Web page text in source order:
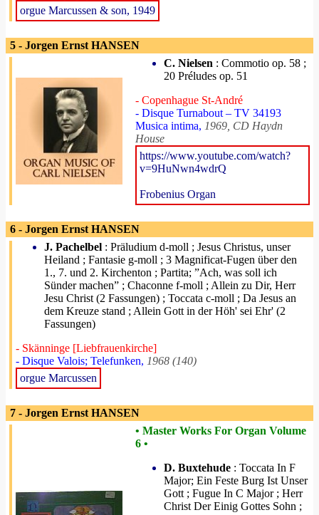
orgue Marcussen & son, 1949
5 - Jorgen Ernst HANSEN
C. Nielsen : Commotio op. 58 ;
20 Préludes op. 51
- Copenhague St-André
- Disque Turnabout – TV 34193
Musica intima, 1969, CD Haydn
House
https://www.youtube.com/watch?
v=9HuNwn4wdrQ
Frobenius Organ
6 - Jorgen Ernst HANSEN
J. Pachelbel : Präludium d-moll ; Jesus Christus, unser
Heiland ; Fantasie g-moll ; 3 Magnificat-Fugen über den
1., 7. und 2. Kirchenton ; Partita; ”Ach, was soll ich
Sünder machen” ; Chaconne f-moll ; Allein zu Dir, Herr
Jesu Christ (2 Fassungen) ; Toccata c-moll ; Da Jesus an
dem Kreuze stand ; Allein Gott in der Höh' sei Ehr' (2
Fassungen)
- Skänninge [Liebfrauenkirche]
- Disque Valois; Telefunken, 1968 (140)
orgue Marcussen
7 - Jorgen Ernst HANSEN
• Master Works For Organ Volume
6 •
D. Buxtehude : Toccata In F
Major; Ein Feste Burg Ist Unser
Gott ; Fugue In C Major ; Herr
Christ Der Einig Gottes Sohn ;